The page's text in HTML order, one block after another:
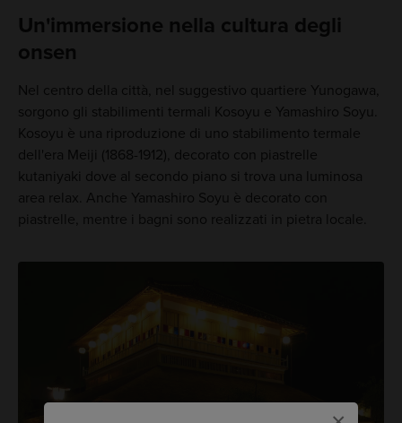
Un'immersione nella cultura degli
onsen
Nel centro della città, nel suggestivo quartiere Yunogawa,
sorgono gli stabilimenti termali Kosoyu e Yamashiro Soyu.
Kosoyu è una riproduzione di uno stabilimento termale
dell'era Meiji (1868-1912), decorato con piastrelle
kutaniyaki dove al secondo piano si trova una luminosa
area relax. Anche Yamashiro Soyu è decorato con
piastrelle, mentre i bagni sono realizzati in pietra locale.